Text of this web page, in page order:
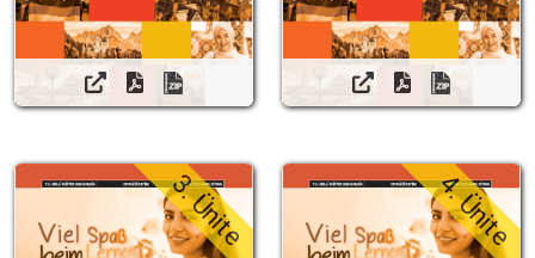
3. Ünite 4. Ünite